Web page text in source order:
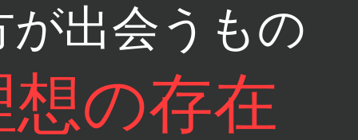
出会うもの
の存在